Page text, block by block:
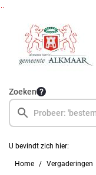
Zoeken
U bevindt zich hier:
Home Vergaderingen